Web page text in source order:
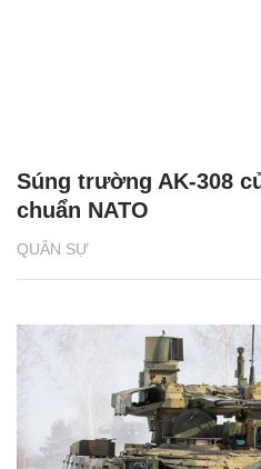
QUÂN SỰ
Súng trường AK-308
chuẩn NATO